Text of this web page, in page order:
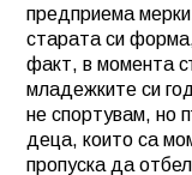
предприема
старата си
факт, в момента
младежките си
не спортувам, но
деца, които са
пропуска да